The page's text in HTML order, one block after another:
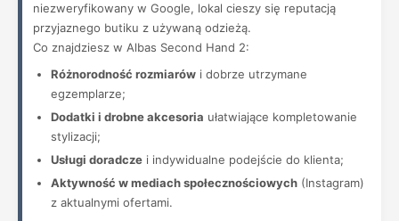
niezweryfikowany w Google, lokal cieszy się reputacją
przyjaznego butiku z używaną odzieżą.
Co znajdziesz w Albas Second Hand 2:
Różnorodność rozmiarów i dobrze utrzymane
egzemplarze;
Dodatki i drobne akcesoria ułatwiające kompletowanie
stylizacji;
Usługi doradcze i indywidualne podejście do klienta;
Aktywność w mediach społecznościowych (Instagram)
z aktualnymi ofertami.